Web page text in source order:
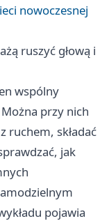
nowoczesnej
ruszyć głową i
wspólny
przy nich
ruchem, składać
jak
pojawia